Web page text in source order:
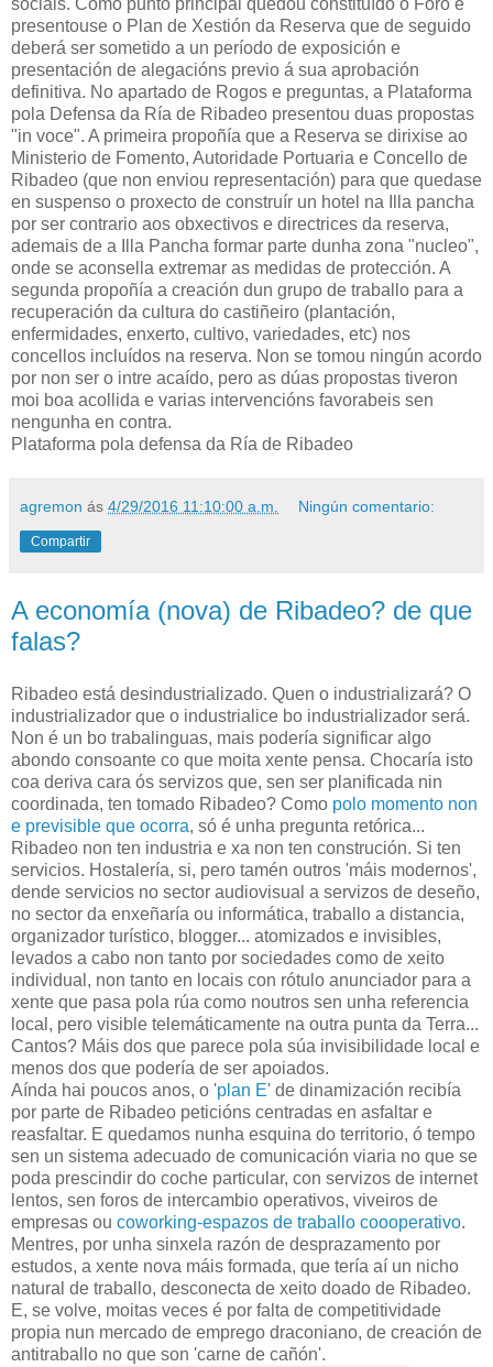
sociais. Como punto principal quedou constituído o Foro e
presentouse o Plan de Xestión da Reserva que de seguido
deberá ser sometido a un período de exposición e
presentación de alegacións previo á sua aprobación
definitiva. No apartado de Rogos e preguntas, a Plataforma
pola Defensa da Ría de Ribadeo presentou duas propostas
"in voce". A primeira propoñía que a Reserva se dirixise ao
Ministerio de Fomento, Autoridade Portuaria e Concello de
Ribadeo (que non enviou representación) para que quedase
en suspenso o proxecto de construír un hotel na Illa pancha
por ser contrario aos obxectivos e directrices da reserva,
ademais de a Illa Pancha formar parte dunha zona "nucleo",
onde se aconsella extremar as medidas de protección. A
segunda propoñía a creación dun grupo de traballo para a
recuperación da cultura do castiñeiro (plantación,
enfermidades, enxerto, cultivo, variedades, etc) nos
concellos incluídos na reserva. Non se tomou ningún acordo
por non ser o intre acaído, pero as dúas propostas tiveron
moi boa acollida e varias intervencións favorabeis sen
nengunha en contra.
Plataforma pola defensa da Ría de Ribadeo
agremon ás 4/29/2016 11:10:00 a.m. Ningún comentario:
Compartir
A economía (nova) de Ribadeo? de que
falas?
Ribadeo está desindustrializado. Quen o industrializará? O
industrializador que o industrialice bo industrializador será.
Non é un bo trabalinguas, mais podería significar algo
abondo consoante co que moita xente pensa. Chocaría isto
coa deriva cara ós servizos que, sen ser planificada nin
coordinada, ten tomado Ribadeo? Como polo momento non
e previsible que ocorra, só é unha pregunta retórica...
Ribadeo non ten industria e xa non ten construción. Si ten
servicios. Hostalería, si, pero tamén outros 'máis modernos',
dende servicios no sector audiovisual a servizos de deseño,
no sector da enxeñaría ou informática, traballo a distancia,
organizador turístico, blogger... atomizados e invisibles,
levados a cabo non tanto por sociedades como de xeito
individual, non tanto en locais con rótulo anunciador para a
xente que pasa pola rúa como noutros sen unha referencia
local, pero visible telemáticamente na outra punta da Terra...
Cantos? Máis dos que parece pola súa invisibilidade local e
menos dos que podería de ser apoiados.
Aínda hai poucos anos, o 'plan E' de dinamización recibía
por parte de Ribadeo peticións centradas en asfaltar e
reasfaltar. E quedamos nunha esquina do territorio, ó tempo
sen un sistema adecuado de comunicación viaria no que se
poda prescindir do coche particular, con servizos de internet
lentos, sen foros de intercambio operativos, viveiros de
empresas ou coworking-espazos de traballo coooperativo.
Mentres, por unha sinxela razón de desprazamento por
estudos, a xente nova máis formada, que tería aí un nicho
natural de traballo, desconecta de xeito doado de Ribadeo.
E, se volve, moitas veces é por falta de competitividade
propia nun mercado de emprego draconiano, de creación de
antitraballo no que son 'carne de cañón'.